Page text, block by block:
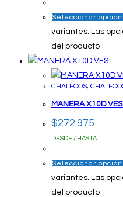
Seleccionar
variantes. Las
del producto
CHALECOS,
MANERA X10D
$272.975
DESDE / HASTA
Seleccionar
variantes. Las
del producto